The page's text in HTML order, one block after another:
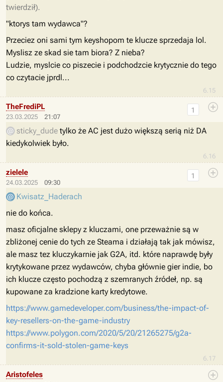
6.15
twierdził).
"ktorys tam wydawca"?
Przeciez oni sami tym keyshopom te klucze sprzedaja lol.
Myslisz ze skad sie tam biora? Z nieba?
Ludzie, myslcie co piszecie i podchodzcie krytycznie do tego
co czytacie jprdl...
23.03.2025 21:07
6.16
1
TheFrediPL
sticky_dude tylko że AC jest dużo większą serią niż DA
kiedykolwiek było.
24.03.2025 09:30
6.17
1
zielele
Kwisatz_Haderach
nie do końca.
masz oficjalne sklepy z kluczami, one przeważnie są w
zbliżonej cenie do tych ze Steama i działają tak jak mówisz,
ale masz tez kluczykarnie jak G2A, itd. które naprawdę były
krytykowane przez wydawców, chyba głównie gier indie, bo
ich klucze często pochodzą z szemranych źródeł, np. są
kupowane za kradzione karty kredytowe.
https://www.gamedeveloper.com/business/the-impact-of-
key-resellers-on-the-game-industry
https://www.polygon.com/2020/5/20/21265275/g2a-
confirms-it-sold-stolen-game-keys
Aristofeles